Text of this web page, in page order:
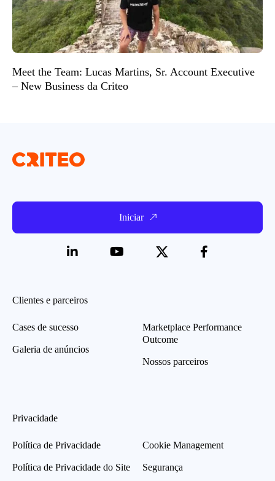
Meet the Team: Lucas Martins, Sr. Account Executive
– New Business da Criteo
Iniciar
Clientes e parceiros
Cases de sucesso
Galeria de anúncios
Marketplace Performance
Outcome
Nossos parceiros
Privacidade
Política de Privacidade
Política de Privacidade do Site
Cookie Management
Segurança